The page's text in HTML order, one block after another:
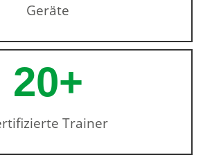
Geräte
Trainer
20+